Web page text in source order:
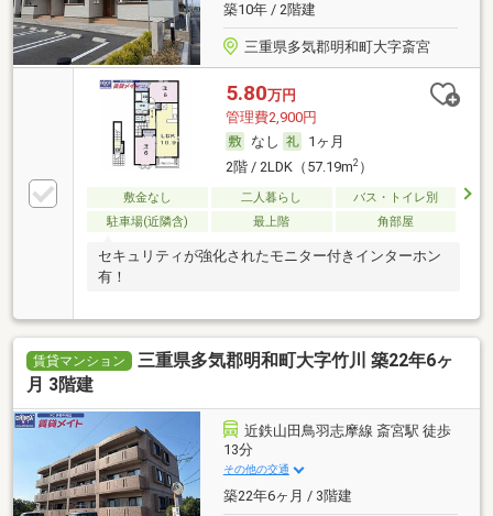
築10年 / 2階建
三重県多気郡明和町大字斎宮
5.80万円
管理費2,900円
なし
1ヶ月
2階 / 2LDK（57.19m2）
敷金なし 二人暮らし
バス・トイレ別
駐車場(近隣含)
最上階 角部屋
セキュリティが強化されたモニター付きインターホン
有！
賃貸マンション
三重県多気郡明和町大字竹川 築22年6ヶ
月 3階建
近鉄山田鳥羽志摩線 斎宮駅 徒歩
13分
その他の交通
築22年6ヶ月 / 3階建